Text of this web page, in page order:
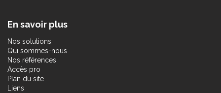
En savoir plus
Nos solutions
Qui sommes-nous
Nos références
Accès pro
Plan du site
Liens